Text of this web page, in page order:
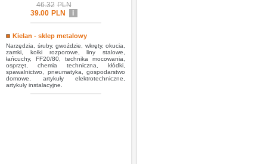
46.32 PLN
39.00 PLN i
Kielan - sklep metalowy
Narzędzia, śruby, gwoździe, wkręty, okucia,
zamki, kołki rozporowe, liny stalowe,
łańcuchy, FF20/80, technika mocowania,
osprzęt, chemia techniczna, kłódki,
spawalnictwo, pneumatyka, gospodarstwo
domowe, artykuły elektrotechniczne,
artykuły instalacyjne.